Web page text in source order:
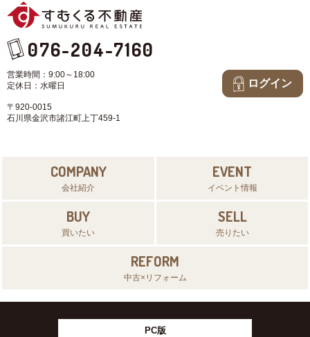
す。
(3) お客さま情報の収集に際しては、利用目的を特定して通知または公表
(4) お客さま情報の漏洩、紛失、改ざん等を防止するために必要な対策を
講じて適切な管理を行います。
具体的には、以下の内容に従ってお客さま情報の取り扱いをいたします。
当社は、不動産についてのサービスをお客さまにご利用いただくにあた
客さまの個人情報（お客さまの電子メールアドレス、氏名、住所、電話番
ログイン
076-204-7160
営業時間：9:00～18:00
定休日：水曜日
〒920-0015
石川県金沢市諸江町上丁459-1
COMPANY
会社紹介
EVENT
イベント情報
BUY
買いたい
SELL
売りたい
REFORM
中古×リフォーム
PC版